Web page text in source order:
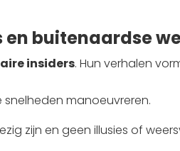
en buitenaardse
insiders. Hun verhalen
manoeuvreren.
zijn en geen illusies of